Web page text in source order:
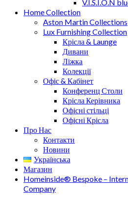
V.I.S.I.O.N
Home Collection
Aston Martin Collections
Lux Furnishing Collection
Крісла & Launge
Дивани
Ліжка
Колекції
Офіс & Кабінет
Конференц Столи
Крісла Керівника
Офісні стільці
Офісні Крісла
Про Нас
Контакти
Новини
Українська
Магазин
Homeinside® Bespoke –
Company